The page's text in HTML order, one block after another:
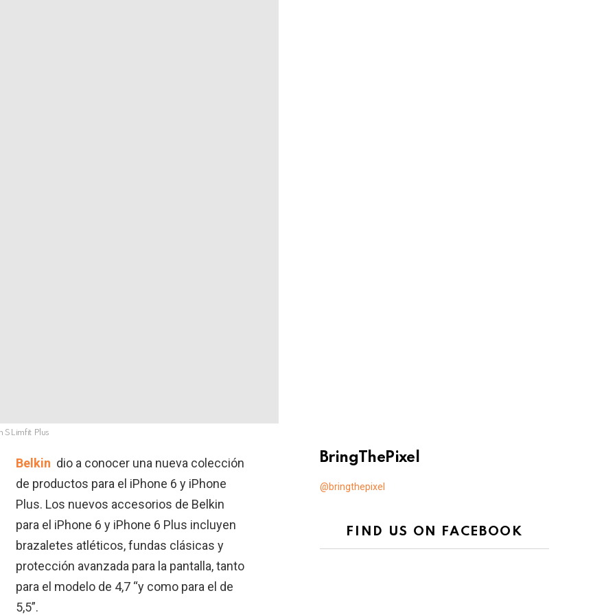
SLimfit Plus
Belkin dio a conocer una nueva colección
de productos para el iPhone 6 y iPhone
Plus. Los nuevos accesorios de Belkin
para el iPhone 6 y iPhone 6 Plus incluyen
brazaletes atléticos, fundas clásicas y
protección avanzada para la pantalla, tanto
para el modelo de 4,7 “y como para el de
5,5”.
BringThePixel
@bringthepixel
FIND US ON FACEBOOK